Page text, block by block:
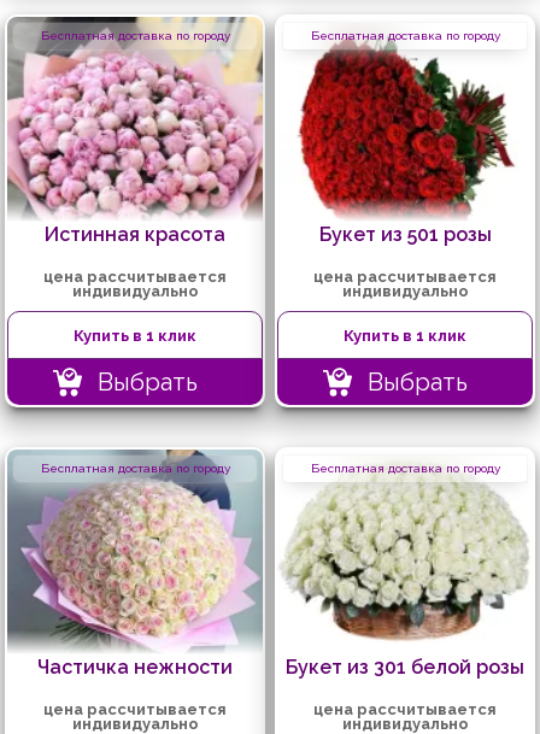
Бесплатная доставка по городу
Истинная красота
цена рассчитывается
индивидуально
Купить в 1 клик
Выбрать
Бесплатная доставка по городу
Букет из 501 розы
цена рассчитывается
индивидуально
Купить в 1 клик
Выбрать
Бесплатная доставка по городу
Частичка нежности
цена рассчитывается
индивидуально
Бесплатная доставка по городу
Букет из 301 белой розы
цена рассчитывается
индивидуально